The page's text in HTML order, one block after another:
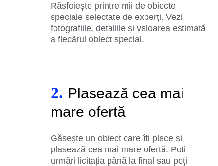
Răsfoiește printre mii de obiecte
speciale selectate de experți. Vezi
fotografiile, detaliile și valoarea estimată
a fiecărui obiect special.
2. Plasează cea mai
mare ofertă
Găsește un obiect care îți place și
plasează cea mai mare ofertă. Poți
urmări licitația până la final sau poți